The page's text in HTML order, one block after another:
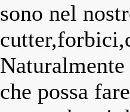
sono nel
che possa